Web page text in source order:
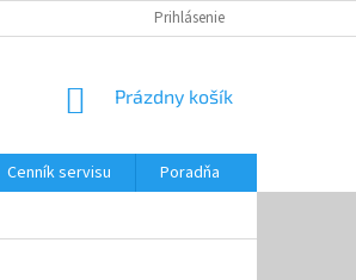
PONÚKANÉ SLUŽBYPrihlásenie
NÁKUPNÝ
Prázdny košík
Cenník servisu
Poradňa